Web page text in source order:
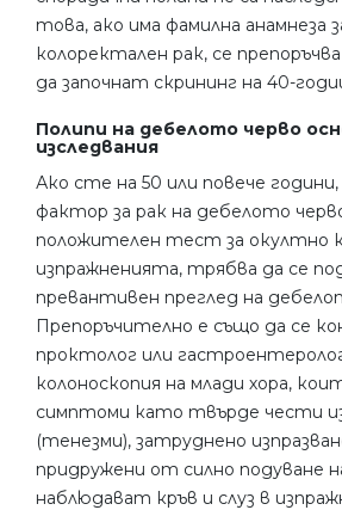
това, ако има фамилна анамнеза
колоректален рак, се
да започнат скрининг на 40-
Полипи на дебелото черво
изследвания
Ако сте на 50 или повече
фактор за рак на дебелото
положителен тест за окултно
изпражненията, трябва да се
превантивен преглед на
Препоръчително е също да се
проктолог или
колоноскопия на млади хора,
симптоми като твърде чести
(тенезми), затруднено
придружени от силно подуване
наблюдават кръв и слуз в